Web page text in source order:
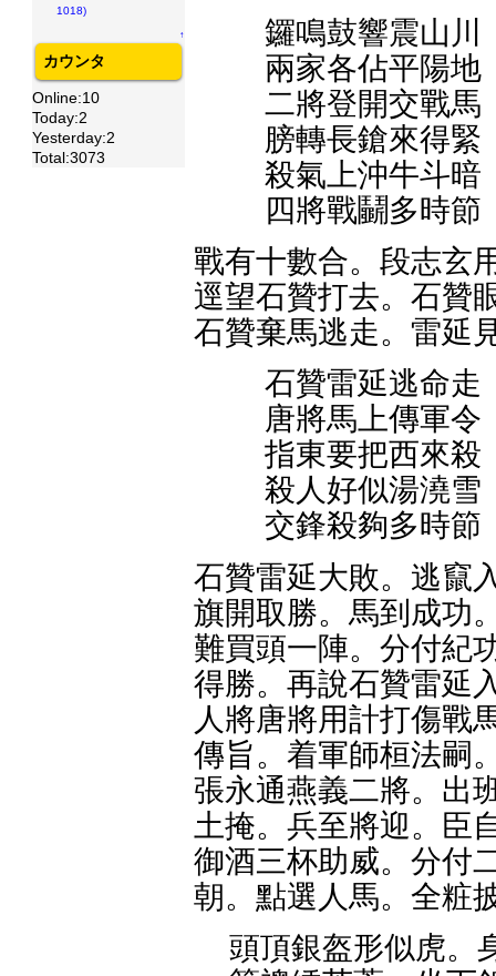
鑼鳴鼓響震山
兩家各佔平陽
二將登開交戰
膀轉長鎗來得
殺氣上沖牛斗
四將戰鬭多時
戰有十數合。段志玄
逕望石贊打去。石贊
石贊棄馬逃走。雷延
石贊雷延逃命
唐將馬上傳軍
指東要把西來
殺人好似湯澆
交鋒殺夠多時
石贊雷延大敗。逃竄
旗開取勝。馬到成功
難買頭一陣。分付紀
得勝。再說石贊雷延
人將唐將用計打傷戰
傳旨。着軍師桓法嗣
張永通燕義二將。出
土掩。兵至將迎。臣
御酒三杯助威。分付
朝。點選人馬。全粧
頭頂銀盔形似虎。
1018)
↑
カウンタ
Online:10
Today:2
Yesterday:2
Total:3073